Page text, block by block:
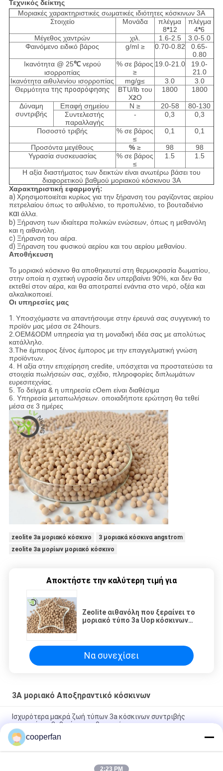
Τεχνικός δείκτης
Μοριακές χαρακτηριστικές σωματικές ιδιότητες κόσκινων 3A
Στοιχείο
Μονάδα
πλέγμα
8*12
πλέγμα
4*6
Μέγεθος χαντρών
χιλ. 1.6-2.5
3.0-5.0
Φαινόμενο ειδικό βάρος
g/ml ≥ 0.70-0.82
0.65-
0.80
Ικανότητα @ 25℃νερού
ισορροπίας
% σε βάρος
≥
19.0-21.0
19.0-
21.0
Ικανότητα αιθυλενίου ισορροπίας
mg/g≤ 3.0
3.0
Θερμότητατης προσρόφησης
BTU/lb του
Χ2Ο
1800 1800
Δύναμη
συντριβής
Επαφή σημείου Ν ≥ 20-58
80-130
Συντελεστής
παραλλαγής
- 0,3 0,3
Ποσοστό τριβής
% σε βάρος
≤
0,1 0,1
Προσόντα μεγέθους % ≥ 98
98
Υγρασία συσκευασίας
% σε βάρος
≤
1.5 1.5
Η αξία διαστήματος των δεικτών είναι ανωτέρω βάσει του
διαφορετικού βαθμού μοριακού κόσκινου 3A
Χαρακτηριστική εφαρμογή:
a) Χρησιμοποιείται κυρίως για την ξήρανση του ραγίζοντας αερίου
πετρελαίου όπως το αιθυλένιο, το προπυλένιο, το βουταδιένιο
και άλλα.
b) Ξήρανση των ιδιαίτερα πολικών ενώσεων, όπως η μεθανόλη
και η αιθανόλη.
c) Ξήρανση του αέρα.
d) Ξήρανση του φυσικού αερίου και του αερίου μεθανίου.
Αποθήκευση
Το μοριακό κόσκινο θα αποθηκευτεί στη θερμοκρασία δωματίου,
στην οποία η σχετική υγρασία δεν υπερβαίνει 90%, και δεν θα
εκτεθεί στον αέρα, και θα αποτραπεί ενάντια στο νερό, οξέα και
αλκαλικοποιεί.
Οι υπηρεσίες μας
1. Υποσχόμαστε να απαντήσουμε στην έρευνά σας συγγενική το
προϊόν μας μέσα σε 24hours.
2.OEM&ODM υπηρεσία για τη μοναδική ιδέα σας με απολύτως
κατάλληλο.
3.The έμπειρος ξένος έμπορος με την επαγγελματική γνώση
προϊόντων.
4. Η αξία στην επιχείρηση credite, υπόσχεται να προστατεύσει τα
στοιχεία πωλήσεών σας, σχέδιο, πληροφορίες διπλωμάτων
ευρεσιτεχνίας.
5. Το δείγμα & η υπηρεσία cOem είναι διαθέσιμα
6. Υπηρεσία μεταπωλήσεων. οποιαδήποτε ερώτηση θα τεθεί
μέσα σε 3 ημέρες
zeolite 3a μοριακό κόσκινο
3 μοριακά κόσκινα angstrom
zeolite 3a μορίων μοριακό κόσκινο
Αποκτήστε την καλύτερη τιμή για
Zeolite αιθανόλη που ξεραίνει το
μοριακό τύπο 3a Uop κόσκινων
Να συνεχίσει
3A μοριακό Αποξηραντικό κόσκινων
Ισχυρότερα μακρά ζωή τύπων 3a κόσκινων συντριβής
μοριακά για βαθειά τον καθαρισμό
25KG/Bag 3A μοριακό Zeolite Aluminasilicate κόσκινων
Desiccant
cooperfan
2:23 PM